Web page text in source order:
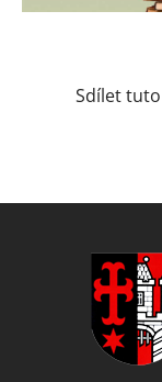
Sdílet